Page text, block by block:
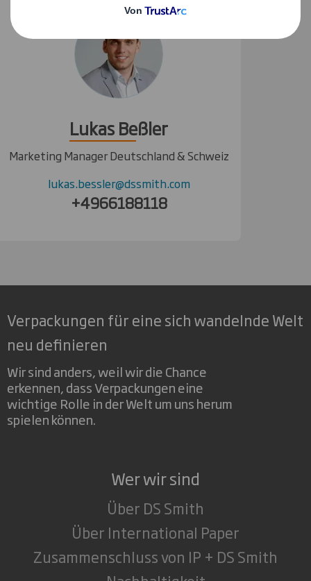
Lukas Beßler
Marketing Manager Deutschland & Schweiz
lukas.bessler@dssmith.com
+4966188118
Verpackungen für eine sich wandelnde Welt
neu definieren
Wir sind anders, weil wir die Chance
erkennen, dass Verpackungen eine
wichtige Rolle in der Welt um uns herum
spielen können.
Wer wir sind
Über DS Smith
Über International Paper
Zusammenschluss von IP + DS Smith